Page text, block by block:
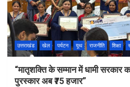
उत्तराखंड खेल पर्यटन यूथ राजनीति शिक्षा
“मातृशक्ति के सम्मान में धामी सरकार
पुरस्कार अब ₹75 हजार”